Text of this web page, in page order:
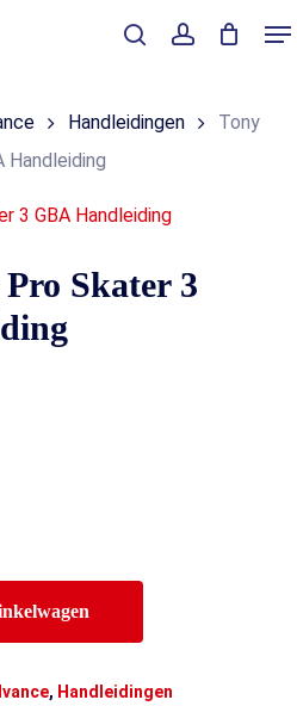
Handleidingen
Tony
Handleiding
Skater 3
, Handleidingen